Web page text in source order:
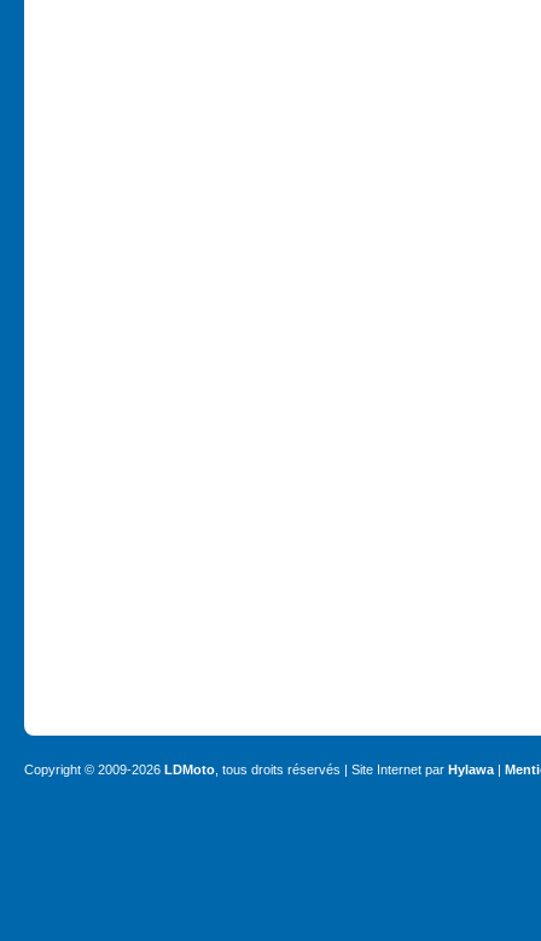
Copyright © 2009-2026 LDMoto , tous droits réservés | Site Internet par Hylawa |